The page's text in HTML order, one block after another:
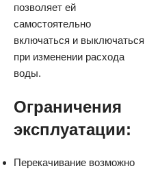
позволяет ей
самостоятельно
включаться и выключаться
при изменении расхода
воды.
Ограничения
эксплуатации:
Перекачивание возможно